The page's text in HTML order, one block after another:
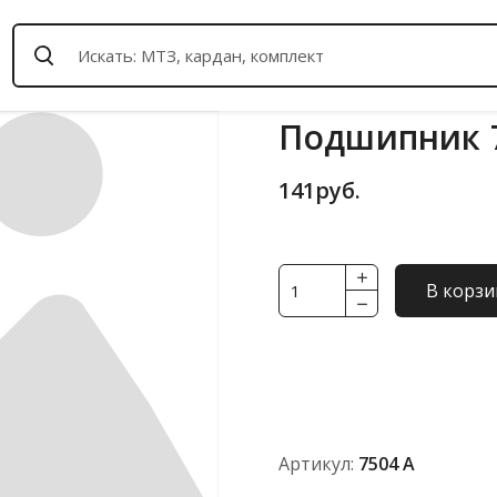
Подшипник
141руб.
Количество
товара
В
Артикул: 7504 А